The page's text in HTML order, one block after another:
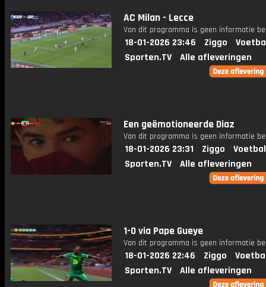
AC Milan - Lecce
Van dit programma is geen informatie
18-01-2026 23:46 Ziggo
Sporten.TV
Alle afleveringen
Een geëmotioneerde Diaz
Van dit programma is geen informatie
18-01-2026 23:31 Ziggo
Sporten.TV
Alle afleveringen
1-0 via Pape Gueye
Van dit programma is geen informatie
18-01-2026 22:46 Ziggo
Sporten.TV
Alle afleveringen